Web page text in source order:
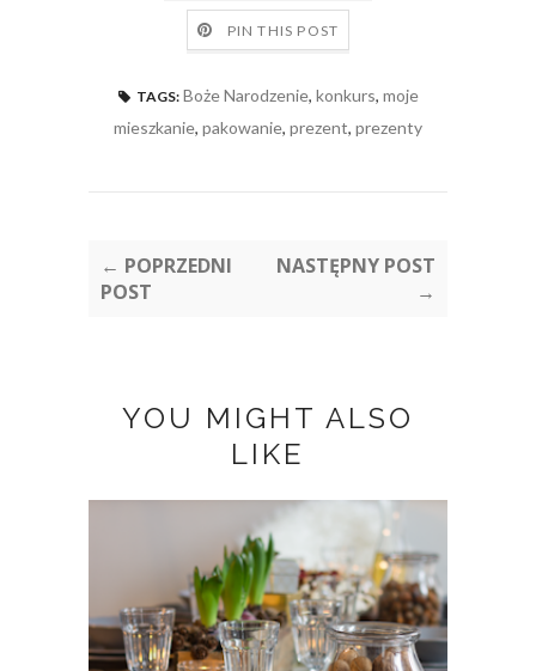
PIN THIS POST
TAGS: Boże Narodzenie, konkurs, moje
mieszkanie, pakowanie, prezent, prezenty
← POPRZEDNI
POST
NASTĘPNY POST
→
YOU MIGHT ALSO
LIKE